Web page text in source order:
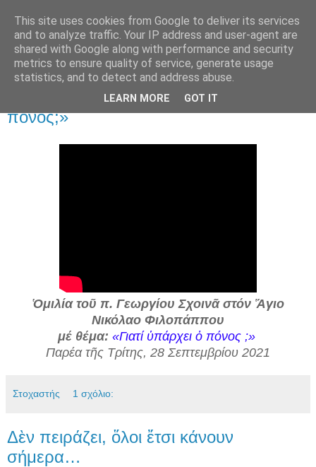
30 Σεπ 2021
π. Γεώργιος Σχοινᾶς: «Γιατί ὑπάρχει ὁ
πόνος;»
Ὁμιλία τοῦ π. Γεωργίου Σχοινᾶ στόν Ἅγιο
Νικόλαο Φιλοπάππου
μέ θέμα: «Γιατί ὑπάρχει ὁ πόνος ;»
Παρέα τῆς Τρίτης, 28 Σεπτεμβρίου 2021
Στοχαστής 1 σχόλιο:
Δὲν πειράζει, ὅλοι ἔτσι κάνουν
σήμερα…
This site uses cookies from Google to deliver its services
and to analyze traffic. Your IP address and user-agent are
shared with Google along with performance and security
metrics to ensure quality of service, generate usage
statistics, and to detect and address abuse.
LEARN MORE GOT IT